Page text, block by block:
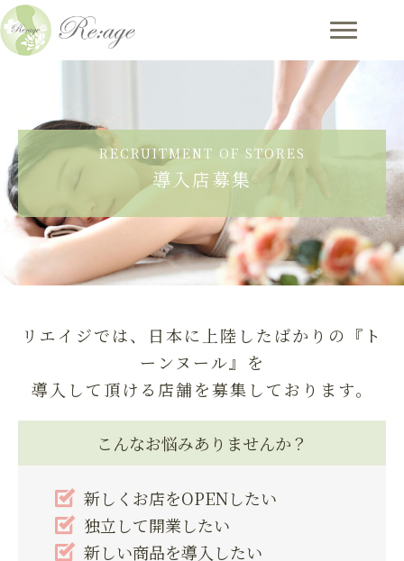
RECRUITMENT OF STORES
導入店募集
リエイジでは、日本に上陸したばかりの『ト
ーンヌール』を
導入して頂ける店舗を募集しております。
こんなお悩みありませんか？
新しくお店をOPENしたい
独立して開業したい
新しい商品を導入したい